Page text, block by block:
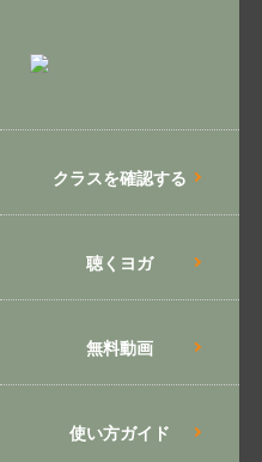
クラスを確認する
聴くヨガ
無料動画
使い方ガイド